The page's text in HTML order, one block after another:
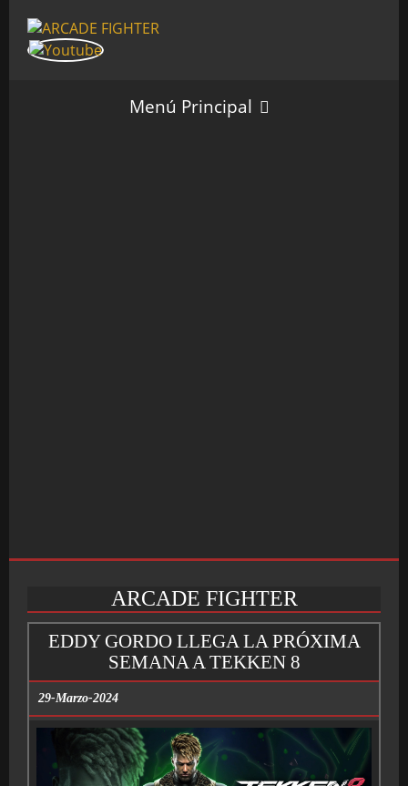
Menú Principal
INICIO
SALÓN ARCADE
GALERÍAS
ARCADE FIGHTER
EDDY GORDO LLEGA LA PRÓXIMA
SEMANA A TEKKEN 8
29-Marzo-2024